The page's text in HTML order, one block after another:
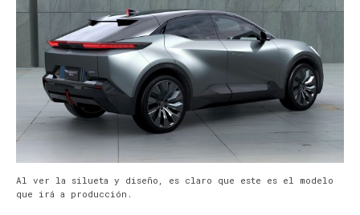
Al ver la silueta y diseño, es claro que este es el modelo
que irá a producción.